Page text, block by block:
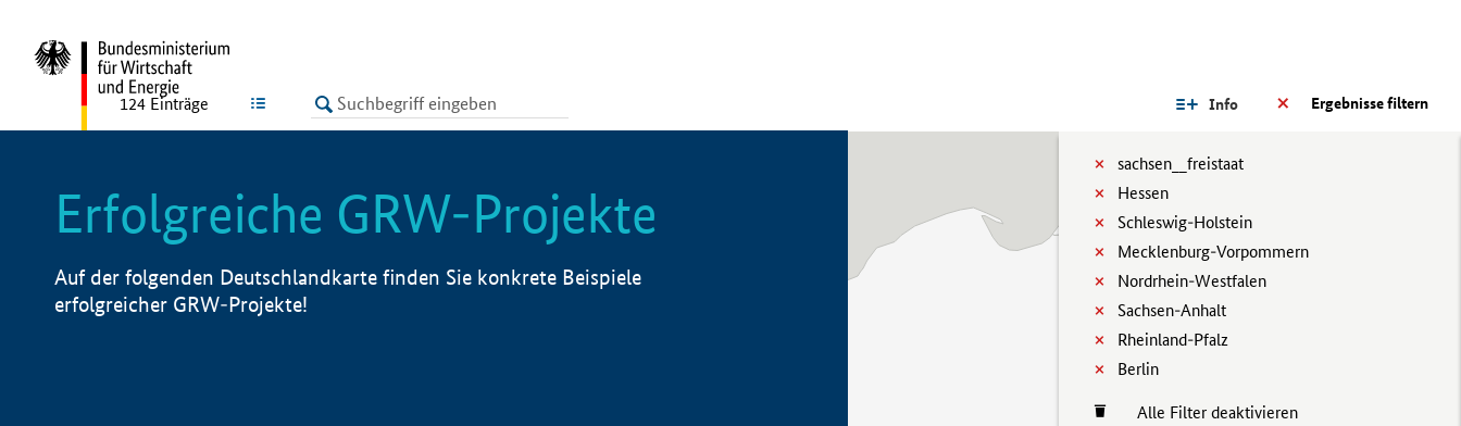
LISTE Ergebnisse filtern
Info
sachsen__freistaat
Hessen
Schleswig-Holstein
Mecklenburg-Vorpommern
Nordrhein-Westfalen
Sachsen-Anhalt
Rheinland-Pfalz
Berlin
Alle Filter deaktivieren
124 Einträge
Erfolgreiche GRW-Projekte
Auf der folgenden Deutschlandkarte finden Sie konkrete Beispiele
erfolgreicher GRW-Projekte!